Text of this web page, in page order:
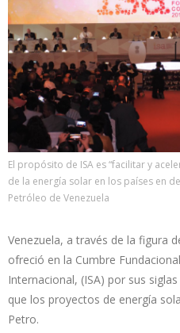
El propósito de ISA es “facilitar y
de la energía solar en los países en
Petróleo de Venezuela
Venezuela, a través de la figura
ofreció en la Cumbre
Internacional, (ISA) por sus
que los proyectos de energía
Petro.